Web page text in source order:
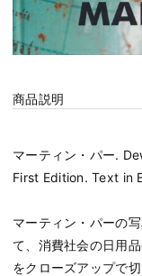
商品説明
マーティン・パー.
First Edition. Text in
マーティン・パーの
て、消費社会の日用
をクローズアップで